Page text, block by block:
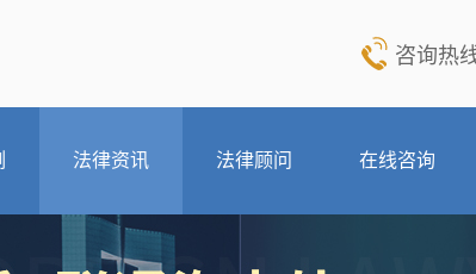
咨询热线
法律资讯 法律顾问 在线咨询